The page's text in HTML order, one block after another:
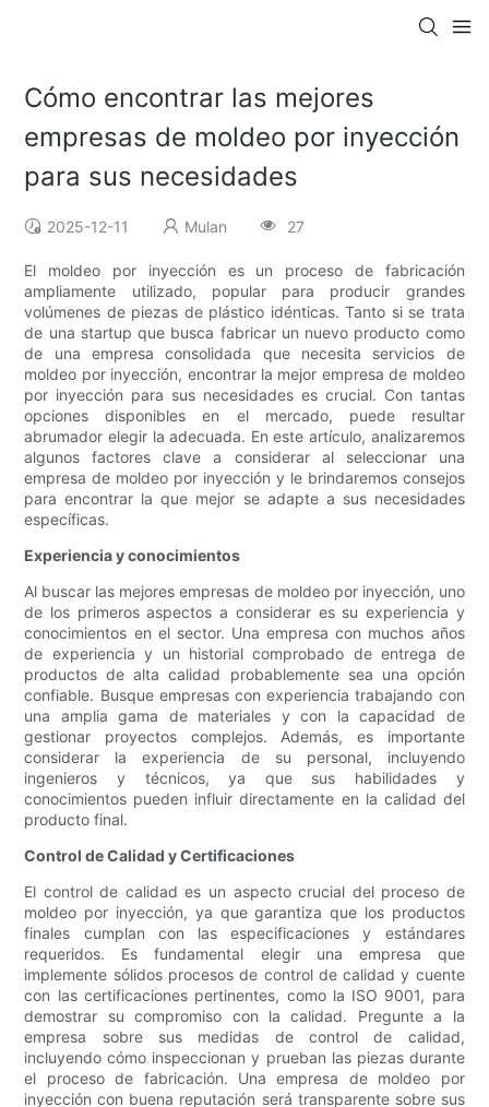
Cómo encontrar las mejores
empresas de moldeo por inyección
para sus necesidades
2025-12-11 Mulan 27
El moldeo por inyección es un proceso de fabricación
ampliamente utilizado, popular para producir grandes
volúmenes de piezas de plástico idénticas. Tanto si se trata
de una startup que busca fabricar un nuevo producto como
de una empresa consolidada que necesita servicios de
moldeo por inyección, encontrar la mejor empresa de moldeo
por inyección para sus necesidades es crucial. Con tantas
opciones disponibles en el mercado, puede resultar
abrumador elegir la adecuada. En este artículo, analizaremos
algunos factores clave a considerar al seleccionar una
empresa de moldeo por inyección y le brindaremos consejos
para encontrar la que mejor se adapte a sus necesidades
específicas.
Experiencia y conocimientos
Al buscar las mejores empresas de moldeo por inyección, uno
de los primeros aspectos a considerar es su experiencia y
conocimientos en el sector. Una empresa con muchos años
de experiencia y un historial comprobado de entrega de
productos de alta calidad probablemente sea una opción
confiable. Busque empresas con experiencia trabajando con
una amplia gama de materiales y con la capacidad de
gestionar proyectos complejos. Además, es importante
considerar la experiencia de su personal, incluyendo
ingenieros y técnicos, ya que sus habilidades y
conocimientos pueden influir directamente en la calidad del
producto final.
Control de Calidad y Certificaciones
El control de calidad es un aspecto crucial del proceso de
moldeo por inyección, ya que garantiza que los productos
finales cumplan con las especificaciones y estándares
requeridos. Es fundamental elegir una empresa que
implemente sólidos procesos de control de calidad y cuente
con las certificaciones pertinentes, como la ISO 9001, para
demostrar su compromiso con la calidad. Pregunte a la
empresa sobre sus medidas de control de calidad,
incluyendo cómo inspeccionan y prueban las piezas durante
el proceso de fabricación. Una empresa de moldeo por
inyección con buena reputación será transparente sobre sus